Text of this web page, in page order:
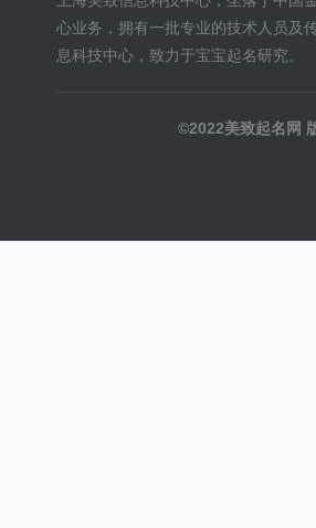
心业务，拥有一批专业的技术人员及
息科技中心，致力于宝宝起名研究。
©2022美致起名网